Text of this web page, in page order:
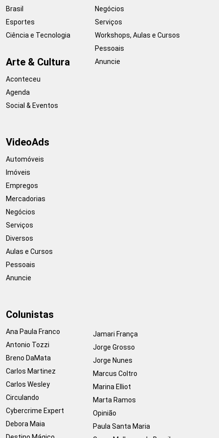
Brasil
Esportes
Ciência e Tecnologia
Arte & Cultura
Aconteceu
Agenda
Social & Eventos
Negócios
Serviços
Workshops, Aulas e Cursos
Pessoais
Anuncie
VideoAds
Automóveis
Imóveis
Empregos
Mercadorias
Negócios
Serviços
Diversos
Aulas e Cursos
Pessoais
Anuncie
Colunistas
Ana Paula Franco
Antonio Tozzi
Breno DaMata
Carlos Martinez
Carlos Wesley
Circulando
Cybercrime Expert
Debora Maia
Jamari França
Jorge Grosso
Jorge Nunes
Marcus Coltro
Marina Elliot
Marta Ramos
Opinião
Paula Santa Maria